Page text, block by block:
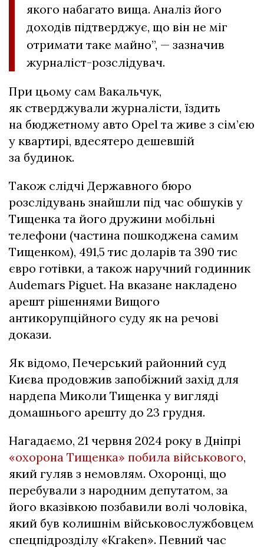
якого набагато вища. Аналіз його
доходів підтверджує, що він не міг
отримати таке майно”, — зазначив
журналіст-розслідувач.
При цьому сам Вакальчук,
як стверджували журналісти, їздить
на бюджетному авто Opel та живе з сім’єю
у квартирі, вдесятеро дешевшій
за будинок.
Також слідчі Державного бюро
розслідувань знайшли під час обшуків у
Тищенка та його дружини мобільні
телефони (частина пошкоджена самим
Тищенком), 491,5 тис доларів та 390 тис
євро готівки, а також наручний годинник
Audemars Piguet. На вказане накладено
арешт рішеннями Вищого
антикорупційного суду як на речові
докази.
Як відомо, Печерський районний суд
Києва продовжив запобіжний захід для
нардепа Миколи Тищенка у вигляді
домашнього арешту до 23 грудня.
Нагадаємо, 21 червня 2024 року в Дніпрі
«охорона Тищенка» побила військового,
який гуляв з немовлям. Охоронці, що
перебували з народним депутатом, за
його вказівкою позбавили волі чоловіка,
який був колишнім військовослужбовцем
спецпідрозділу «Kraken». Певний час